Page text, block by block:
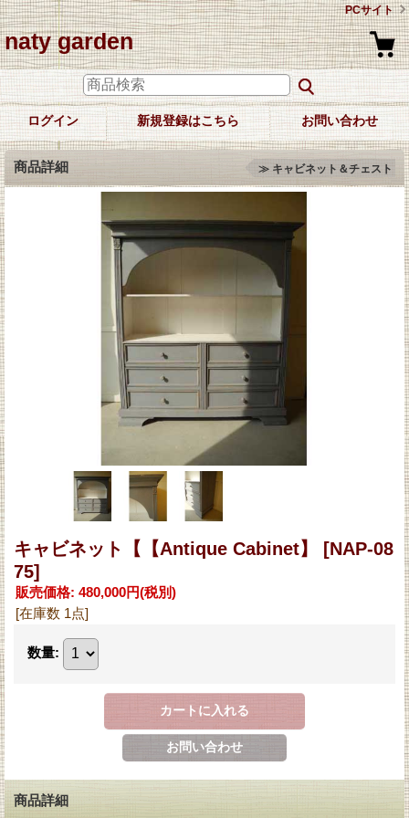
PCサイト
naty garden
ログイン 新規登録はこちら お問い合わせ
商品詳細 ≫ キャビネット＆チェスト
キャビネット【【Antique Cabinet】 [NAP-08
75]
販売価格: 480,000円(税別)
[在庫数 1点]
数量:
商品詳細